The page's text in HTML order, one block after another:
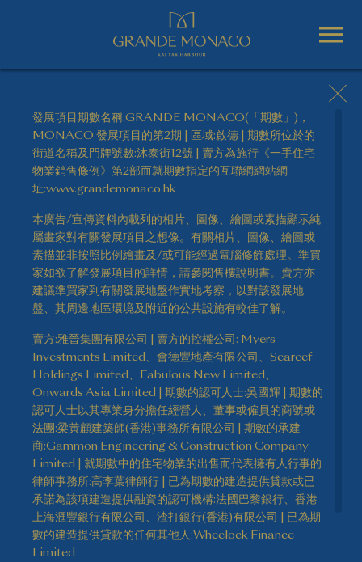
發展項目期數名稱:GRANDE MONACO(「期數」)，
MONACO 發展項目的第2期 | 區域:啟德 | 期數所位於的
街道名稱及門牌號數:沐泰街12號 | 賣方為施行《一手住宅
物業銷售條例》第2部而就期數指定的互聯網網站網
址:www.grandemonaco.hk
本廣告/宣傳資料內載列的相片、圖像、繪圖或素描顯示純
屬畫家對有關發展項目之想像。有關相片、圖像、繪圖或
素描並非按照比例繪畫及/或可能經過電腦修飾處理。準買
家如欲了解發展項目的詳情，請參閱售樓說明書。賣方亦
建議準買家到有關發展地盤作實地考察，以對該發展地
盤、其周邊地區環境及附近的公共設施有較佳了解。
賣方:雅晉集團有限公司 | 賣方的控權公司: Myers
Investments Limited、會德豐地產有限公司、Seareef
Holdings Limited、Fabulous New Limited、
Onwards Asia Limited | 期數的認可人士:吳國輝 | 期數的
認可人士以其專業身分擔任經營人、董事或僱員的商號或
法團:梁黃顧建築師(香港)事務所有限公司 | 期數的承建
商:Gammon Engineering & Construction Company
Limited | 就期數中的住宅物業的出售而代表擁有人行事的
律師事務所:高李葉律師行 | 已為期數的建造提供貸款或已
承諾為該項建造提供融資的認可機構:法國巴黎銀行、香港
上海滙豐銀行有限公司、渣打銀行(香港)有限公司 | 已為期
數的建造提供貸款的任何其他人:Wheelock Finance
Limited